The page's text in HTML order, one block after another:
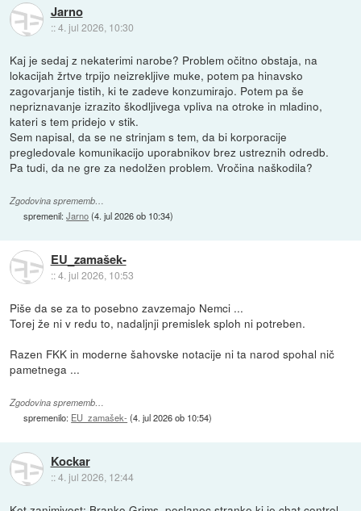
Jarno
::4. jul 2026, 10:30
Kaj je sedaj z nekaterimi narobe? Problem očitno obstaja, na
lokacijah žrtve trpijo neizrekljive muke, potem pa hinavsko
zagovarjanje tistih, ki te zadeve konzumirajo. Potem pa še
nepriznavanje izrazito škodljivega vpliva na otroke in mladino,
kateri s tem pridejo v stik.
Sem napisal, da se ne strinjam s tem, da bi korporacije
pregledovale komunikacijo uporabnikov brez ustreznih odredb.
Pa tudi, da ne gre za nedolžen problem. Vročina naškodila?
Zgodovina sprememb…
spremenil:Jarno(4. jul 2026 ob 10:34)
EU_zamašek-
::4. jul 2026, 10:53
Piše da se za to posebno zavzemajo Nemci ...
Torej že ni v redu to, nadaljnji premislek sploh ni potreben.
Razen FKK in moderne šahovske notacije ni ta narod spohal nič
pametnega ...
Zgodovina sprememb…
spremenilo: EU_zamašek- (4. jul 2026 ob 10:54)
Kockar
::4. jul 2026, 12:44